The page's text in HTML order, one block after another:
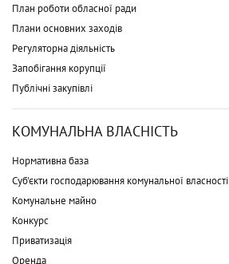
План роботи обласної ради
Плани основних заходів
Регуляторна діяльність
Запобігання корупції
Публічні закупівлі
КОМУНАЛЬНА ВЛАСНІСТЬ
Нормативна база
Суб'єкти господарювання комунальної власності
Комунальне майно
Конкурс
Приватизація
Оренда